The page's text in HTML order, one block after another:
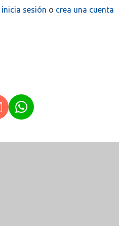
inicia sesión o crea una cuenta